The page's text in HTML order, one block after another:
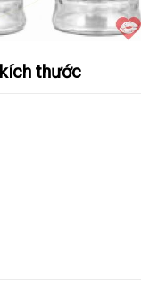
kích thước